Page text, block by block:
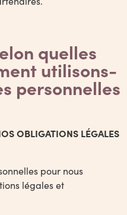
quelles
utilisons-
personnelles
OBLIGATIONS LÉGALES
pour nous
légales et